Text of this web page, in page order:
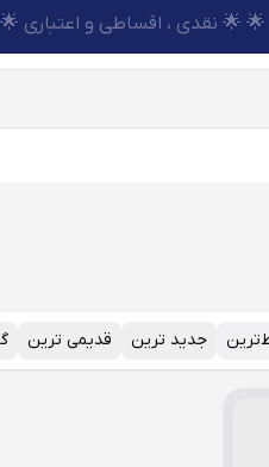
🌟 🌟 نقدی ، اقساطی و اعتباری
جدید ترین قدیمی ترین